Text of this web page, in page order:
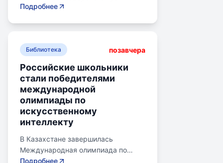
выросло на 38% за последние пять
детей. Рост популярности частного
качеством услуг, индивидуальным
подходом и современными
методиками. Государственная
поддержка в виде грантов и
субсидий стимулирует развитие
частных учреждений.
Положительная динамика связана с
изменением отношения к
образованию в российских семьях
Подробнее
Библиотека позавчера
Российские школьники
стали победителями
международной
олимпиады по
искусственному
интеллекту
В Казахстане завершилась
Международная олимпиада по
искусственному интеллекту.
Подробнее